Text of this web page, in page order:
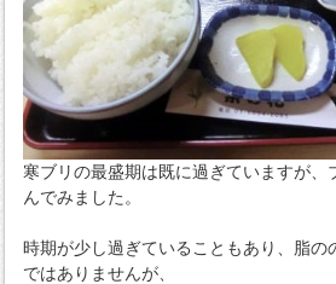
寒ブリの最盛期は既に過ぎていますが、
んでみました。
時期が少し過ぎていることもあり、脂の
ではありませんが、